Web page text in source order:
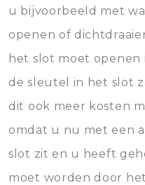
u bijvoorbeeld met
openen of
het slot moet openen
de sleutel in het slot
dit ook meer kosten
omdat u nu met een
slot zit en u heeft
moet worden door